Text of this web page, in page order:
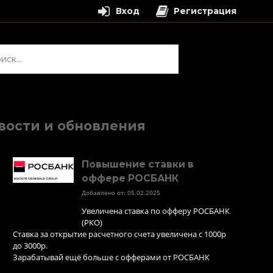
и обновления
Повышение ставки в
оффере РОСБАНК
Добавлено от: 05.02.2025
Увеличена ставка по офферу РОСБАНК
(РКО)
Ставка за открытие расчетного счета увеличена с 1000р
до 3000р.
Зарабатывай ещё больше с офферами от РОСБАНК
Вход Регистрация